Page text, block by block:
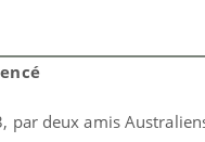
par deux amis